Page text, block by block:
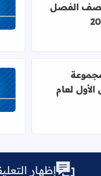
امتحانات الفترة
(نصف الفصل
امتحانات تجريبية
لعام
إظهار